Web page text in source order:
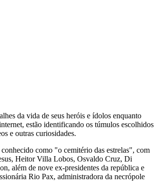
da vida de seus heróis e ídolos enquanto
estão identificando os túmulos escolhidos
e outras curiosidades.
conhecido como "o cemitério das estrelas", com
Heitor Villa Lobos, Osvaldo Cruz, Di
além de nove ex-presidentes da república e
Rio Pax, administradora da necrópole